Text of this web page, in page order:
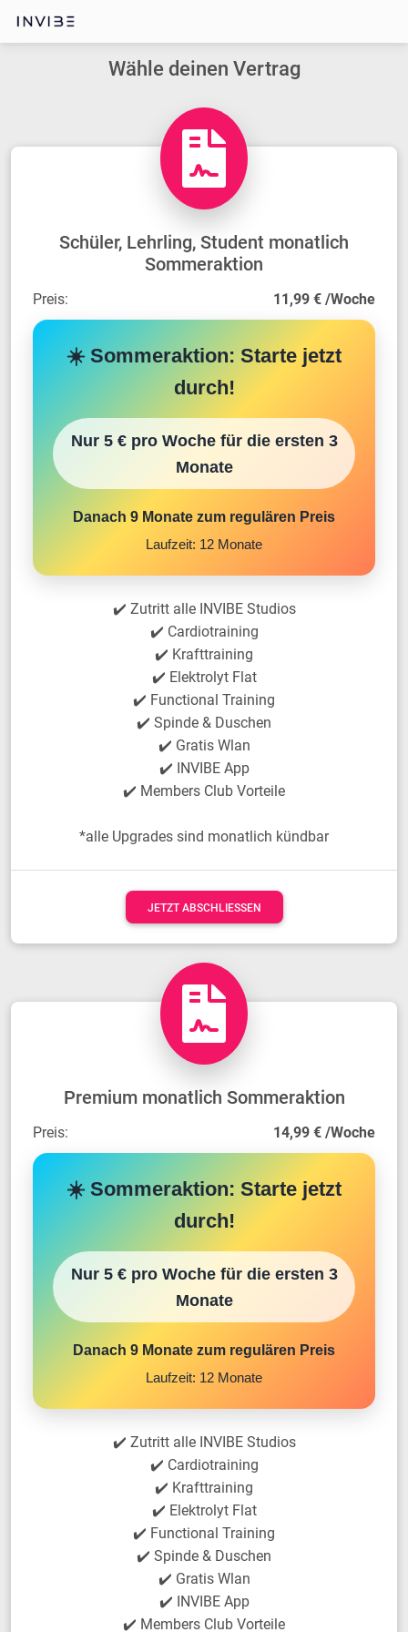
Wähle deinen Vertrag
Schüler, Lehrling, Student monatlich
Sommeraktion
Preis: 11,99 € /Woche
☀️ Sommeraktion: Starte jetzt
durch!
Nur 5 € pro Woche für die ersten 3
Monate
Danach 9 Monate zum regulären Preis
Laufzeit: 12 Monate
✔️ Zutritt alle INVIBE Studios
✔️ Cardiotraining
✔️ Krafttraining
✔️ Elektrolyt Flat
✔️ Functional Training
✔️ Spinde & Duschen
✔️ Gratis Wlan
✔️ INVIBE App
✔️ Members Club Vorteile
*alle Upgrades sind monatlich kündbar
JETZT ABSCHLIESSEN
Premium monatlich Sommeraktion
Preis: 14,99 € /Woche
☀️ Sommeraktion: Starte jetzt
durch!
Nur 5 € pro Woche für die ersten 3
Monate
Danach 9 Monate zum regulären Preis
Laufzeit: 12 Monate
✔️ Zutritt alle INVIBE Studios
✔️ Cardiotraining
✔️ Krafttraining
✔️ Elektrolyt Flat
✔️ Functional Training
✔️ Spinde & Duschen
✔️ Gratis Wlan
✔️ INVIBE App
✔️ Members Club Vorteile